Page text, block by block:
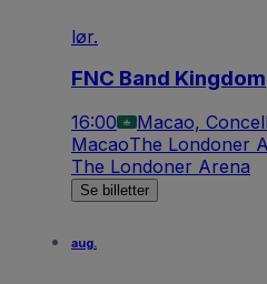
lør.
FNC Band Kingdom
16:00
Macao,
MacaoThe Londoner
The Londoner Arena
Se billetter
aug.